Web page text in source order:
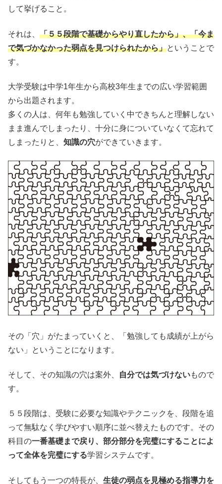
して挙げること。
それは、 「５５段階で基礎からやり直したから」、「今ま
で気づかなかった弱点を見つけられたから」ということで
す。
大学受験は中学1年生から高校3年生までの広い学習範囲
から出題されます。
多くの人は、何年も勉強していく中できちんと理解しない
まま進んでしまったり、十分に身についていなくて忘れて
しまったりと、 知識の穴ができていきます。
その「穴」がたまっていくと、「勉強しても成績が上がら
ない」ということになります。
そして、その知識の穴は案外、 自分では気づけないもので
す。
５５段階は、受験に必要な知識やテクニックを、段階を追
って無駄なく学びやすい順序に並べ替えたものです。その
科目の一番基礎まで戻り、部分部分を完璧にすることによ
って全体を完璧にする学習システムです。
そしてもう一つの特長が、 生徒の弱点を見極める指導力を